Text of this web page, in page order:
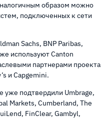
образом можно
подключенных к сети
Sachs, BNP Paribas,
используют Canton
партнерами проекта
и Capgemini.
уже подтвердили Umbrage,
Markets, Cumberland, The
FinClear, Gambyl,